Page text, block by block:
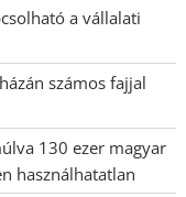
a vállalati
számos fajjal
130 ezer magyar
használhatatlan